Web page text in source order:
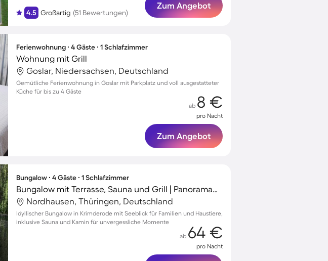
4.5 Großartig (51 Bewertungen)
Zum Angebot
Ferienwohnung ∙ 4 Gäste ∙ 1 Schlafzimmer
Wohnung mit Grill
Goslar, Niedersachsen, Deutschland
Gemütliche Ferienwohnung in Goslar mit Parkplatz und voll ausgestatteter
Küche für bis zu 4 Gäste
ab 8 €
pro Nacht
Zum Angebot
Bungalow ∙ 4 Gäste ∙ 1 Schlafzimmer
Bungalow mit Terrasse, Sauna und Grill | Panoramablick
Nordhausen, Thüringen, Deutschland
Idyllischer Bungalow in Krimderode mit Seeblick für Familien und Haustiere,
inklusive Sauna und Kamin für unvergessliche Momente
ab 64 €
pro Nacht